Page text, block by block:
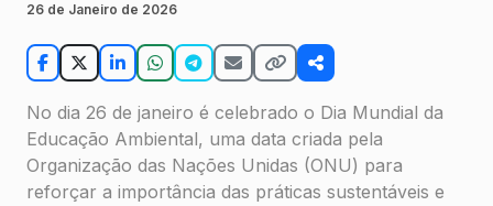
26 de Janeiro de 2026
No dia 26 de janeiro é celebrado o Dia Mundial da
Educação Ambiental, uma data criada pela
Organização das Nações Unidas (ONU) para
reforçar a importância das práticas sustentáveis e